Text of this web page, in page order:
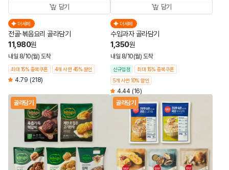
담기
더세페
전골·볶음요리 골라담기
11,980원
내일 8/10(월) 도착
최대 15% 중복쿠폰 4개 사면 45% 할인
4.79 (218)
담기
더세페
수입과자 골라담기
1,350원
내일 8/10(월) 도착
신규입점
최대 15% 중복쿠폰
5개 사면 10% 할인
4.44 (16)
골라담기
골라담기